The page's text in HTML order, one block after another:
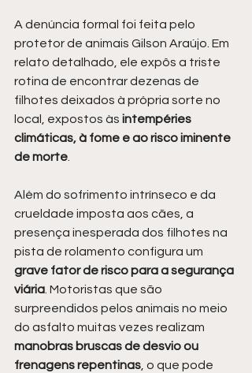
A denúncia formal foi feita pelo
protetor de animais Gilson Araújo. Em
relato detalhado, ele expôs a triste
rotina de encontrar dezenas de
filhotes deixados à própria sorte no
local, expostos às intempéries
climáticas, à fome e ao risco iminente
de morte.
Além do sofrimento intrínseco e da
crueldade imposta aos cães, a
presença inesperada dos filhotes na
pista de rolamento configura um
grave fator de risco para a segurança
viária. Motoristas que são
surpreendidos pelos animais no meio
do asfalto muitas vezes realizam
manobras bruscas de desvio ou
frenagens repentinas, o que pode